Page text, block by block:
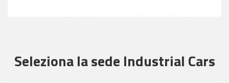
Seleziona la sede Industrial Cars